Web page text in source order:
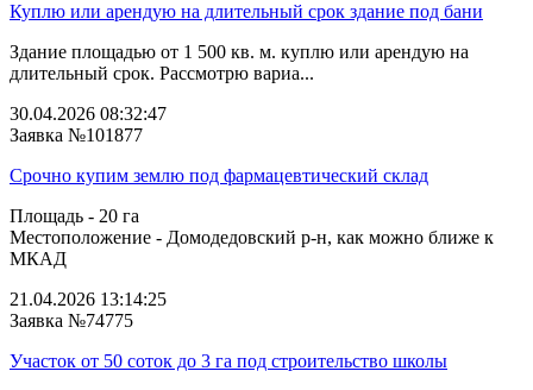
Куплю или арендую на длительный срок здание под бани
Здание площадью от 1 500 кв. м. куплю или арендую на
длительный срок. Рассмотрю вариа...
30.04.2026 08:32:47
Заявка №101877
Срочно купим землю под фармацевтический склад
Площадь - 20 га
Местоположение - Домодедовский р-н, как можно ближе к
МКАД
21.04.2026 13:14:25
Заявка №74775
Участок от 50 соток до 3 га под строительство школы